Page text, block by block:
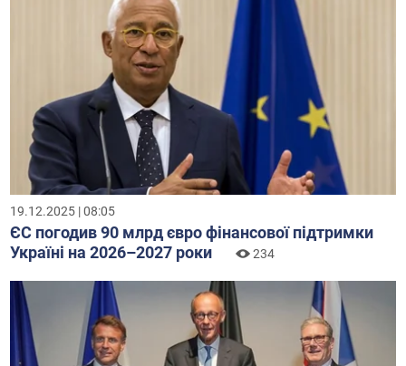
19.12.2025 | 08:05
ЄС погодив 90 млрд євро фінансової підтримки
Україні на 2026–2027 роки
234